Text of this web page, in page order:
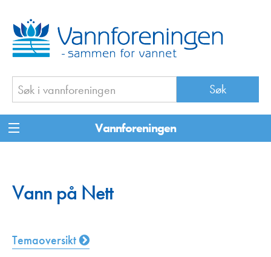
Vannforeningen
Vann på Nett
Temaoversikt